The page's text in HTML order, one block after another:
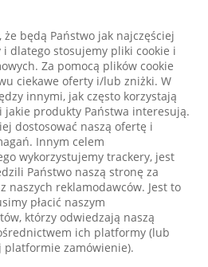
że będą Państwo jak najczęściej
i dlatego stosujemy pliki cookie i
Za pomocą plików cookie
ciekawe oferty i/lub zniżki. W
innymi, jak często korzystają
jakie produkty Państwa interesują.
dostosować naszą ofertę i
Innym celem
wykorzystujemy trackery, jest
Państwo naszą stronę za
naszych reklamodawców. Jest to
płacić naszym
którzy odwiedzają naszą
ich platformy (lub
platformie zamówienie).